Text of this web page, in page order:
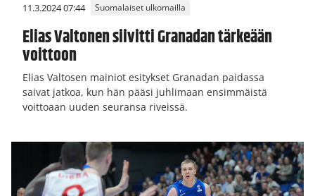
11.3.2024 07:44 Suomalaiset ulkomailla
Elias Valtonen siivitti Granadan tärkeään
voittoon
Elias Valtosen mainiot esitykset Granadan paidassa
saivat jatkoa, kun hän pääsi juhlimaan ensimmäistä
voittoaan uuden seuransa riveissä.